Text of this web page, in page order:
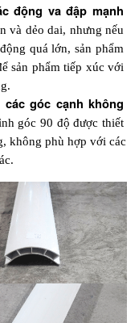
động va đập mạnh
và dẻo dai, nhưng nếu
quá lớn, sản phẩm
sản phẩm tiếp xúc với
góc cạnh không
góc 90 độ được thiết
không phù hợp với các